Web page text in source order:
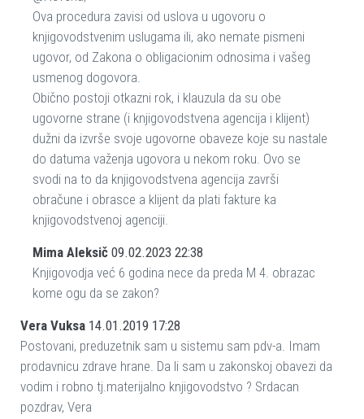
Ova procedura zavisi od uslova u ugovoru o
knjigovodstvenim uslugama ili, ako nemate pismeni
ugovor, od Zakona o obligacionim odnosima i vašeg
usmenog dogovora.
Obično postoji otkazni rok, i klauzula da su obe
ugovorne strane (i knjigovodstvena agencija i klijent)
dužni da izvrše svoje ugovorne obaveze koje su nastale
do datuma važenja ugovora u nekom roku. Ovo se
svodi na to da knjigovodstvena agencija završi
obračune i obrasce a klijent da plati fakture ka
knjigovodstvenoj agenciji.
Mima Aleksič 09.02.2023 22:38
Knjigovodja već 6 godina nece da preda M 4. obrazac
kome ogu da se zakon?
Vera Vuksa 14.01.2019 17:28
Postovani, preduzetnik sam u sistemu sam pdv-a. Imam
prodavnicu zdrave hrane. Da li sam u zakonskoj obavezi da
vodim i robno tj.materijalno knjigovodstvo ? Srdacan
pozdrav, Vera